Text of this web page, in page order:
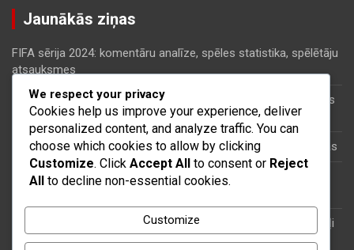
Jaunākās ziņas
FIFA sērija 2024: komentāru analīze, spēles statistika, spēlētāju
atsauksmes
FIFA sērija 2024: taktiskās inovācijas, meta izmaiņas, kopienas
stratēģijas
FIFA sērija 2024: Spēlētāju līgumi, algu griesti, finansiālās sekas
FIFA sērija 2024: Laika apstākļu ietekme, laukuma stāvoklis,
FIFA sērija 2024: Jaunie talanti, Skautu ziņojumi, Attīstības ceļi
We respect your privacy
Cookies help us improve your experience, deliver
personalized content, and analyze traffic. You can
choose which cookies to allow by clicking
Customize. Click Accept All to consent or Reject
All to decline non-essential cookies.
Customize